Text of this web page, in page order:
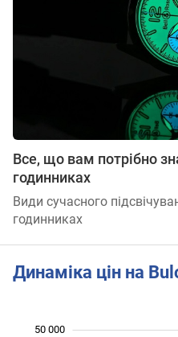
Все, що вам потрібно
годинниках
Види сучасного
годинниках
Динаміка цін на
50 000